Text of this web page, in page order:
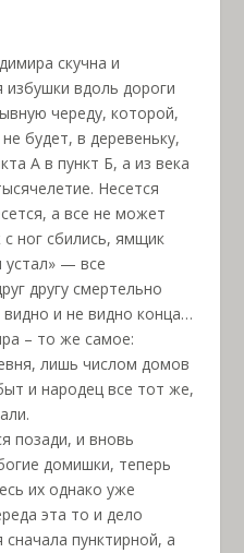
скучна и
вдоль дороги
череду, которой,
будет, в деревеньку,
А в пункт Б, а из века
Несется
а все не может
ног сбились, ямщик
устал» — все
другу смертельно
и не видно конца…
– то же самое:
лишь числом домов
и народец все тот же,
позади, и вновь
домишки, теперь
их однако уже
эта то и дело
пунктирной, а